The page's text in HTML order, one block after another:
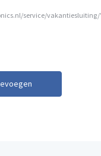
service/